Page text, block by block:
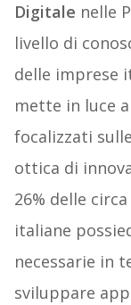
Digitale nelle
livello di
delle imprese
mette in luce
focalizzati
ottica di
26% delle
italiane
necessarie in
sviluppare